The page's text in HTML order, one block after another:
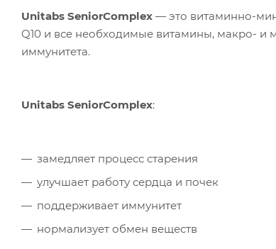
Unitabs SeniorComplex — это витаминно-
Q10 и все необходимые витамины, макро- и
иммунитета.
Unitabs SeniorComplex:
замедляет процесс старения
улучшает работу сердца и почек
поддерживает иммунитет
нормализует обмен веществ